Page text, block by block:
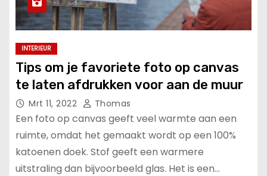
INTERIEUR
Tips om je favoriete foto op canvas
te laten afdrukken voor aan de muur
Mrt 11, 2022 Thomas
Een foto op canvas geeft veel warmte aan een
ruimte, omdat het gemaakt wordt op een 100%
katoenen doek. Stof geeft een warmere
uitstraling dan bijvoorbeeld glas. Het is een…